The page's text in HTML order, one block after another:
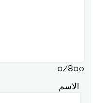
0/800
الاسم